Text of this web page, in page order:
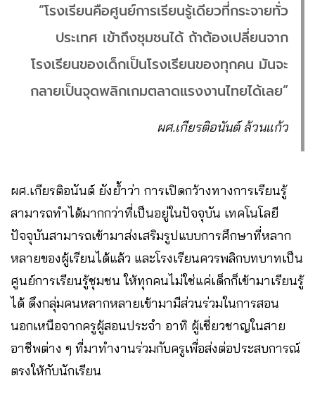
“โรงเรียนคือศูนย์การเรียนรู้เดียวที่กระจายทั่ว
ประเทศ เข้าถึงชุมชนได้ ถ้าต้องเปลี่ยนจาก
โรงเรียนของเด็กเป็นโรงเรียนของทุกคน มันจะ
กลายเป็นจุดพลิกเกมตลาดแรงงานไทยได้เลย”
ผศ.เกียรติอนันต์ ล้วนแก้ว
ผศ.เกียรติอนันต์ ยังย้ำว่า การเปิดกว้างทางการเรียนรู้
สามารถทำได้มากกว่าที่เป็นอยู่ในปัจจุบัน เทคโนโลยี
ปัจจุบันสามารถเข้ามาส่งเสริมรูปแบบการศึกษาที่หลาก
หลายของผู้เรียนได้แล้ว และโรงเรียนควรพลิกบทบาทเป็น
ศูนย์การเรียนรู้ชุมชน ให้ทุกคนไม่ใช่แค่เด็กก็เข้ามาเรียนรู้
ได้ ดึงกลุ่มคนหลากหลายเข้ามามีส่วนร่วมในการสอน
นอกเหนือจากครูผู้สอนประจำ อาทิ ผู้เชี่ยวชาญในสาย
อาชีพต่าง ๆ ที่มาทำงานร่วมกับครูเพื่อส่งต่อประสบการณ์
ตรงให้กับนักเรียน